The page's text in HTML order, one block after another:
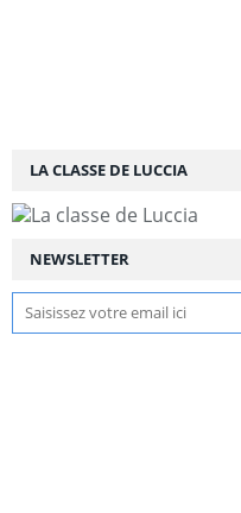
NEWSLETTER
LA CLASSE DE LUCCIA